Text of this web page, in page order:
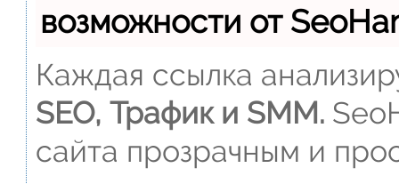
возможности от
Каждая ссылка
SEO, Трафик и SMM.
сайта прозрачным и